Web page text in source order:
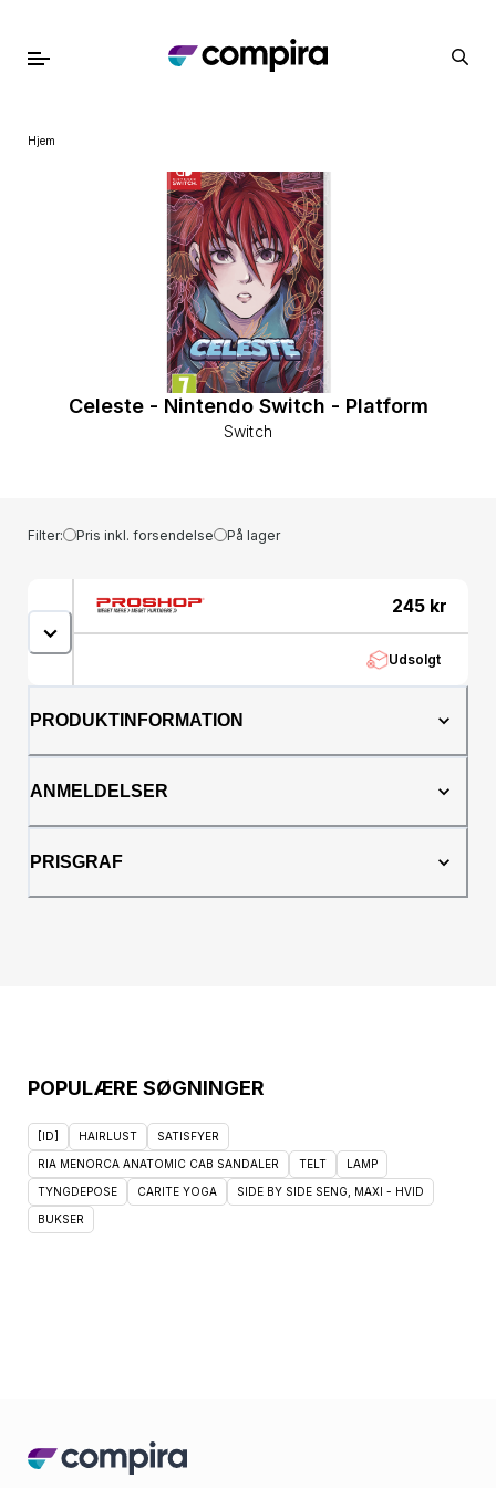
Hjem
Celeste - Nintendo Switch - Platform
Switch
Filter: Pris inkl. forsendelse På lager
245 kr
Udsolgt
PRODUKTINFORMATION
ANMELDELSER
PRISGRAF
POPULÆRE SØGNINGER
[ID] HAIRLUST SATISFYER
RIA MENORCA ANATOMIC CAB SANDALER TELT LAMP
TYNGDEPOSE CARITE YOGA SIDE BY SIDE SENG, MAXI - HVID
BUKSER